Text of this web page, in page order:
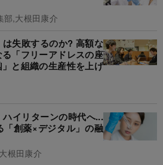
部,大根田康介
失敗するのか? 高額な
「フリーアドレスの座
と組織の生産性を上げ
イリターンの時代へ...
「創薬×デジタル」の融
根田康介